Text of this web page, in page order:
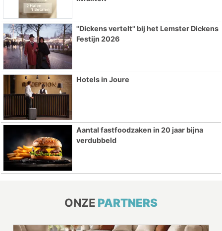
"Dickens vertelt" bij het Lemster Dickens
Festijn 2026
Hotels in Joure
Aantal fastfoodzaken in 20 jaar bijna
verdubbeld
ONZE PARTNERS